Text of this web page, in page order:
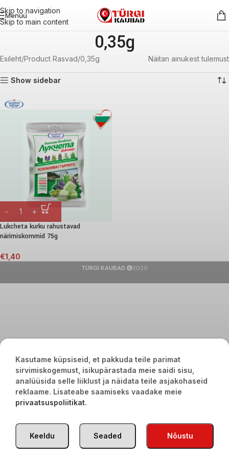
Skip to navigation
Skip to main content
Menüü
0,35g
Esileht Product Rasvad 0,35g Näitan ainukest tulemust
Show sidebar
Lukcheta kurku rahustavad
närimiskommid 75g
€1,40
TÜRGI KAUBAD 2020
Kasutame küpsiseid, et pakkuda teile parimat
sirvimiskogemust, isikupärastada meie saidi sisu,
analüüsida selle liiklust ja näidata teile asjakohaseid
reklaame. Lisateabe saamiseks vaadake meie
privaatsuspoliitikat.
Nõustu
Seaded
Keeldu